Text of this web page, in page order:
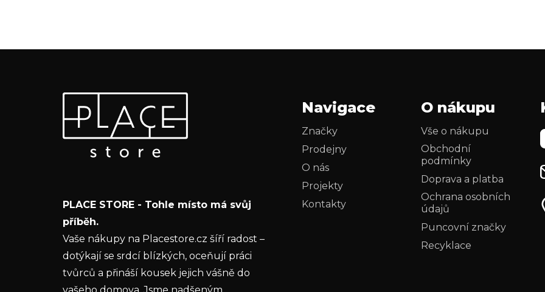
Odebírat newsletter
Vložte svůj e-mail a my vám budeme zasílat
informace o nových produktech na našem e-
Vložením e-mailu souhlasíte s
ochrany osobních údajů
PŘIHLÁSIT SE
PLACE STORE - Tohle místo má svůj
příběh.
Vaše nákupy na Placestore.cz šíří radost –
dotýkají se srdcí blízkých, oceňují práci
tvůrců a přináší kousek jejich vášně do
Navigace
Značky
Prodejny
O nás
Projekty
Kontakty
O nákupu
Vše o nákupu
Obchodní
podmínky
Doprava a platba
Ochrana osobních
údajů
Puncovní značky
Recyklace